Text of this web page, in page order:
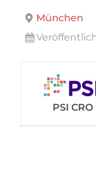
München
PSI